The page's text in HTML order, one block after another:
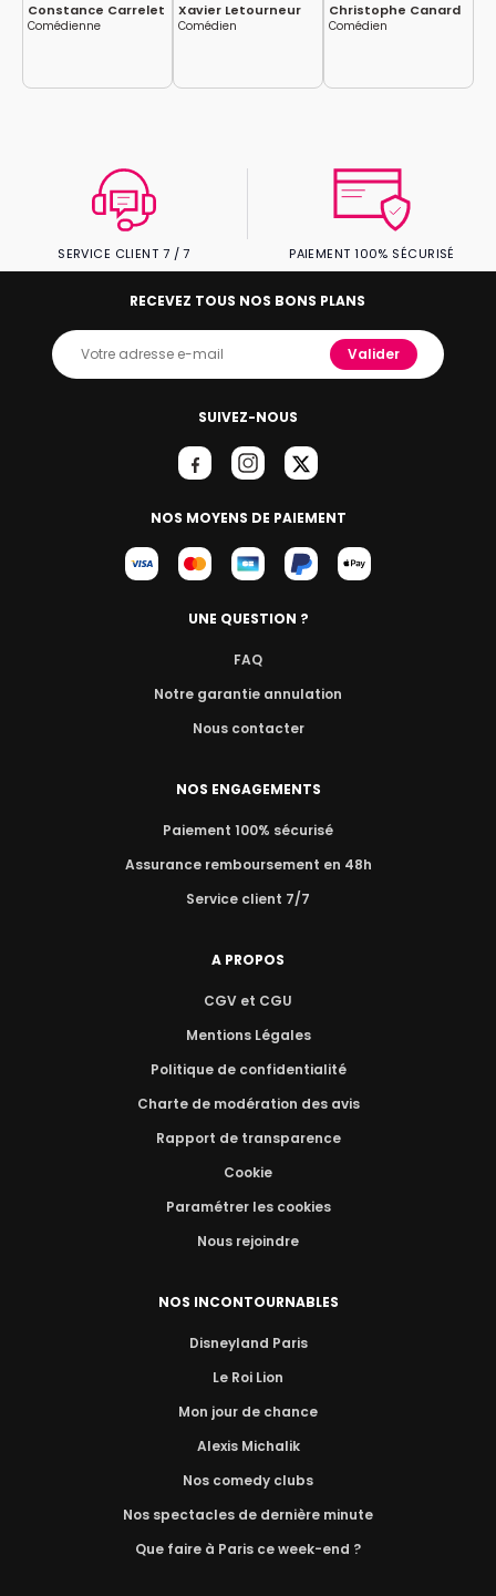
Constance Carrelet
Comédienne
Xavier Letourneur
Comédien
Christophe Canard
Comédien
SERVICE CLIENT 7 / 7 PAIEMENT 100% SÉCURISÉ
SUIVEZ-NOUS
NOS MOYENS DE PAIEMENT
RECEVEZ TOUS NOS BONS PLANS
Valider
UNE QUESTION ?
FAQ
Notre garantie annulation
Nous contacter
NOS ENGAGEMENTS
Paiement 100% sécurisé
Assurance remboursement en 48h
Service client 7/7
A PROPOS
CGV et CGU
Mentions Légales
Politique de confidentialité
Charte de modération des avis
Rapport de transparence
Cookie
Paramétrer les cookies
Nous rejoindre
NOS INCONTOURNABLES
Disneyland Paris
Le Roi Lion
Mon jour de chance
Alexis Michalik
Nos comedy clubs
Nos spectacles de dernière minute
Que faire à Paris ce week-end ?